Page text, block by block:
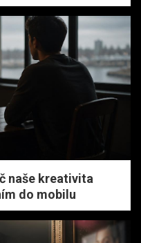
naše kreativita
do mobilu